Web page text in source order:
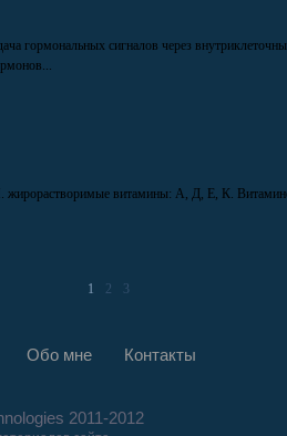
гормональных сигналов через
витамины: А, Д, Е, К.
1 2 3
Обо мне Контакты
2011-2012